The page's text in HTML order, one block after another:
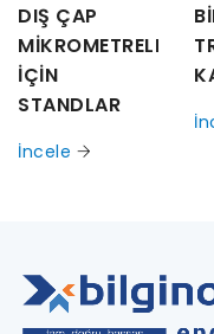
DIŞ ÇAP
MİKROMETRELERİ
İÇİN
STANDLAR
İncele